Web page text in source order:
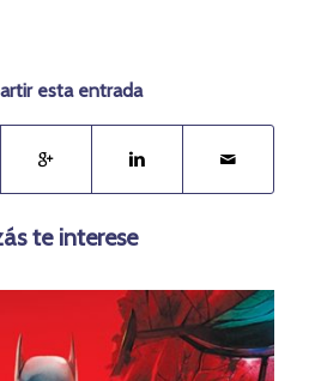
esta entrada
te interese